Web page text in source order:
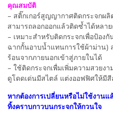
คุณสมบัติ
– สติ๊กเกอร์สูญญากาศติดกระจกผ
สามารถลอกออกแล้วติดซ้ำได้หลา
– เหมาะสำหรับติดกระจกเพื่อป้อง
ฉากกั้นอาบน้ำแทนการใช้ผ้าม่าน)
ร้อนจากภายนอกเข้าสู่ภายในได้
– ใช้ติดกระจกเพื่มเพิ่มความสวย
ดูโดดเด่นมีสไตล์ แต่งออฟฟิศให้มี
หากต้องการเปลี่ยนหรือไม่ใช้งานแ
ทิ้งคราบกาวบนกระจกให้กวนใจ